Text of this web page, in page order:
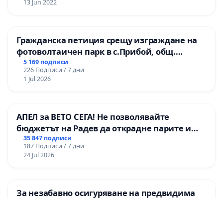
13 Jun 2022
Гражданска петиция срещу изграждане на
фотоволтаичен парк в с.Прибой, общ.
Радомир
5 169 подписи
226 Подписи / 7 дни
1 Jul 2026
АПЕЛ за ВЕТО СЕГА! Не позволявайте
бюджетът на Радев да открадне парите и
правата ни в тъмното
35 847 подписи
187 Подписи / 7 дни
24 Jul 2026
За незабавно осигуряване на предвидима